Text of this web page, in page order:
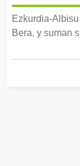
Ezkurdia-
Bera, y suman